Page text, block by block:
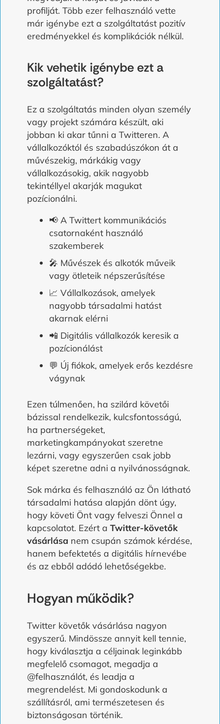
profilját. Több ezer felhasználó vette
már igénybe ezt a szolgáltatást pozitív
eredményekkel és komplikációk nélkül.
Kik vehetik igénybe ezt a
szolgáltatást?
Ez a szolgáltatás minden olyan személy
vagy projekt számára készült, aki
jobban ki akar tűnni a Twitteren. A
vállalkozóktól és szabadúszókon át a
művészekig, márkákig vagy
vállalkozásokig, akik nagyobb
tekintéllyel akarják magukat
pozícionálni.
📢 A Twittert kommunikációs
csatornaként használó
szakemberek
🎤 Művészek és alkotók műveik
vagy ötleteik népszerűsítése
📈 Vállalkozások, amelyek
nagyobb társadalmi hatást
akarnak elérni
📲 Digitális vállalkozók keresik a
pozícionálást
💬 Új fiókok, amelyek erős kezdésre
vágynak
Ezen túlmenően, ha szilárd követői
bázissal rendelkezik, kulcsfontosságú,
ha partnerségeket,
marketingkampányokat szeretne
lezárni, vagy egyszerűen csak jobb
képet szeretne adni a nyilvánosságnak.
Sok márka és felhasználó az Ön látható
társadalmi hatása alapján dönt úgy,
hogy követi Önt vagy felveszi Önnel a
kapcsolatot. Ezért a Twitter-követők
vásárlása nem csupán számok kérdése,
hanem befektetés a digitális hírnevébe
és az ebből adódó lehetőségekbe.
Hogyan működik?
Twitter követők vásárlása nagyon
egyszerű. Mindössze annyit kell tennie,
hogy kiválasztja a céljainak leginkább
megfelelő csomagot, megadja a
@felhasználót, és leadja a
megrendelést. Mi gondoskodunk a
szállításról, ami természetesen és
biztonságosan történik.